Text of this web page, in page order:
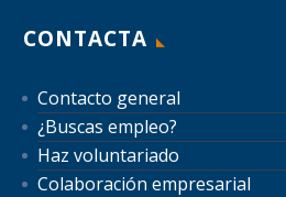
CONTACTA
Contacto general
¿Buscas empleo?
Haz voluntariado
Colaboración empresarial